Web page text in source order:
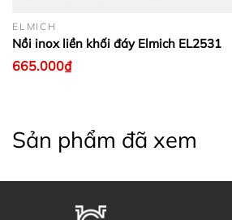
ELMICH
Nồi inox liền khối đáy Elmich EL2531
665.000₫
Sản phẩm đã xem